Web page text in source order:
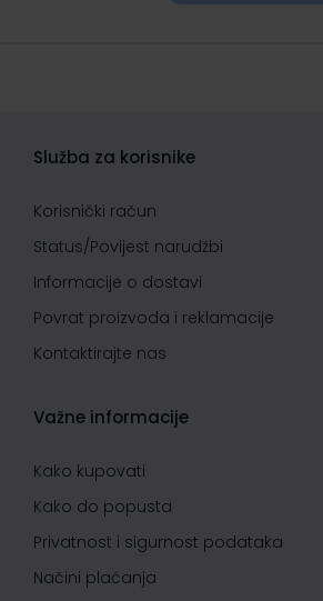
Služba za korisnike
Korisnički račun
Status/Povijest narudžbi
Informacije o dostavi
Povrat proizvoda i reklamacije
Kontaktirajte nas
Važne informacije
Kako kupovati
Kako do popusta
Privatnost i sigurnost podataka
Načini plaćanja